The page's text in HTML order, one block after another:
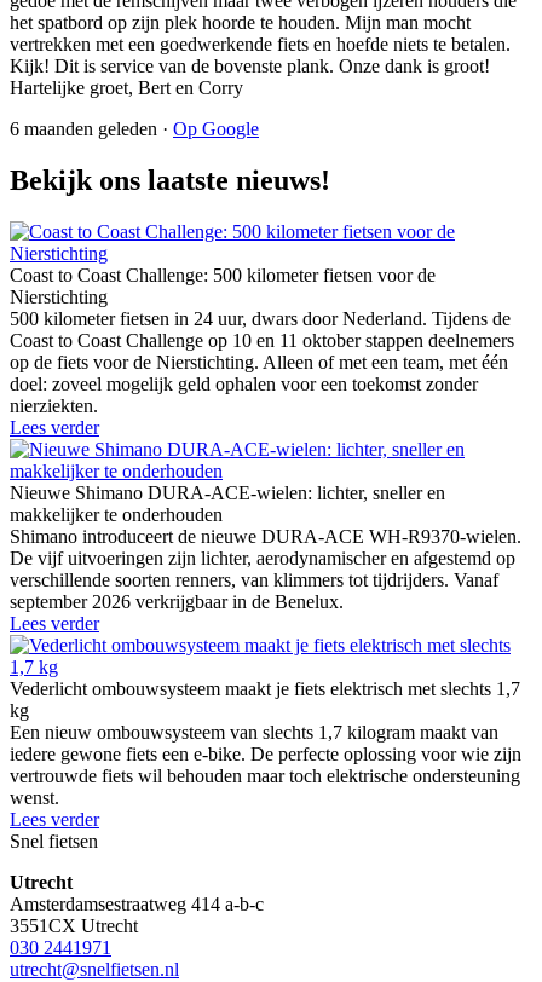
het spatbord op zijn plek hoorde te houden. Mijn man mocht
vertrekken met een goedwerkende fiets en hoefde niets te betalen.
Kijk! Dit is service van de bovenste plank. Onze dank is groot!
Hartelijke groet, Bert en Corry
6 maanden geleden · Op Google
Bekijk ons laatste nieuws!
Coast to Coast Challenge: 500 kilometer fietsen voor de
Nierstichting
500 kilometer fietsen in 24 uur, dwars door Nederland. Tijdens de
Coast to Coast Challenge op 10 en 11 oktober stappen deelnemers
op de fiets voor de Nierstichting. Alleen of met een team, met één
doel: zoveel mogelijk geld ophalen voor een toekomst zonder
nierziekten.
Lees verder
Nieuwe Shimano DURA-ACE-wielen: lichter, sneller en
makkelijker te onderhouden
Shimano introduceert de nieuwe DURA-ACE WH-R9370-wielen.
De vijf uitvoeringen zijn lichter, aerodynamischer en afgestemd op
verschillende soorten renners, van klimmers tot tijdrijders. Vanaf
september 2026 verkrijgbaar in de Benelux.
Lees verder
Vederlicht ombouwsysteem maakt je fiets elektrisch met slechts 1,7
kg
Een nieuw ombouwsysteem van slechts 1,7 kilogram maakt van
iedere gewone fiets een e-bike. De perfecte oplossing voor wie zijn
vertrouwde fiets wil behouden maar toch elektrische ondersteuning
wenst.
Lees verder
Snel fietsen
Utrecht
Amsterdamsestraatweg 414 a-b-c
3551CX Utrecht
030 2441971
utrecht@snelfietsen.nl